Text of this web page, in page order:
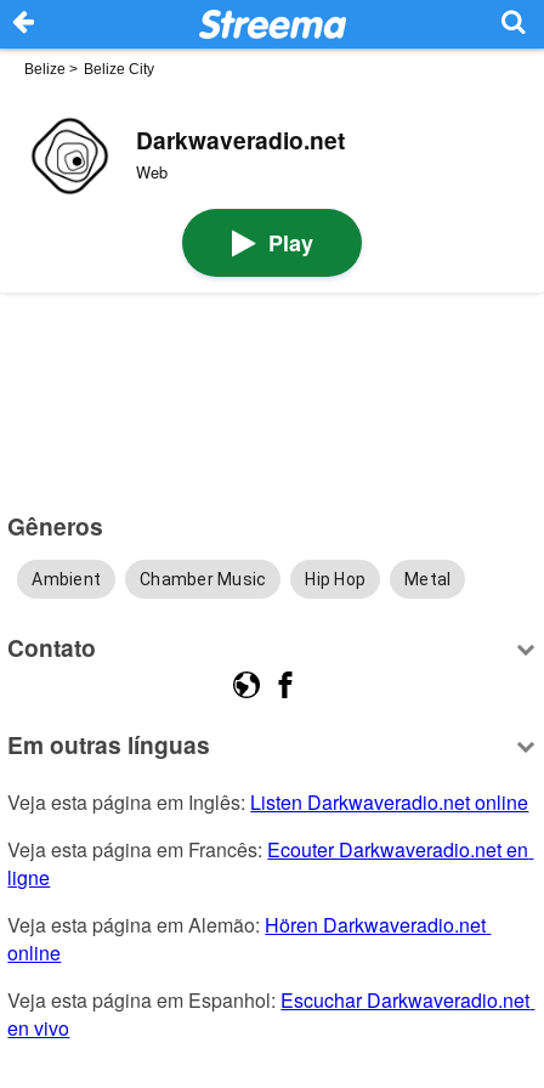
Belize > Belize City
Darkwaveradio.net
Web
Play
Gêneros
Ambient Chamber Music Hip Hop Metal
Contato
Em outras línguas
Veja esta página em Inglês: Listen Darkwaveradio.net online
Veja esta página em Francês: Ecouter Darkwaveradio.net en
ligne
Veja esta página em Alemão: Hören Darkwaveradio.net
online
Veja esta página em Espanhol: Escuchar Darkwaveradio.net
en vivo